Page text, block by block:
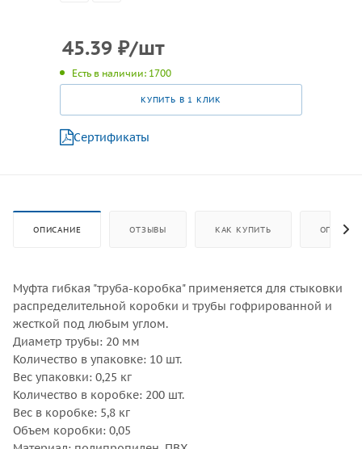
45.39 ₽/шт
Есть в наличии: 1700
КУПИТЬ В 1 КЛИК
Сертификаты
ОПИСАНИЕ ОТЗЫВЫ КАК КУПИТЬ ОПЛАТА
Муфта гибкая "труба-коробка" применяется для стыковки
распределительной коробки и трубы гофрированной и
жесткой под любым углом.
Диаметр трубы: 20 мм
Количество в упаковке: 10 шт.
Вес упаковки: 0,25 кг
Количество в коробке: 200 шт.
Вес в коробке: 5,8 кг
Объем коробки: 0,05